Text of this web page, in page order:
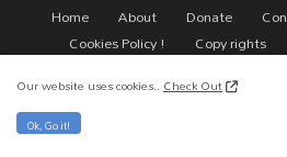
Home About Donate
Cookies Policy !
Copy rights
All Right Reserved
Our website uses cookies..Check Out
Ok, Go it!